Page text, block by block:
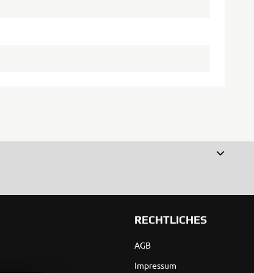
RECHTLICHES
AGB
Impressum